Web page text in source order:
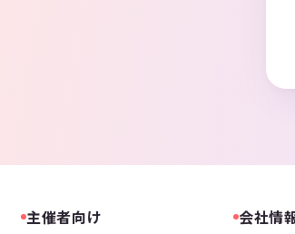
主催者向け 会社情